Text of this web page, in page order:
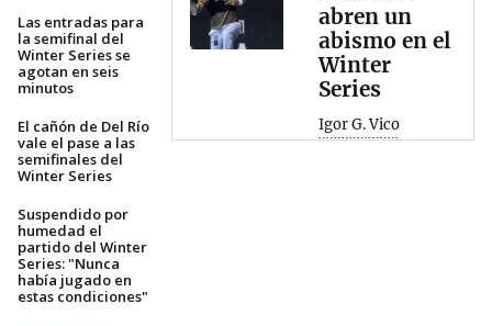
Las entradas para
la semifinal del
Winter Series se
agotan en seis
minutos
El cañón de Del Río
vale el pase a las
semifinales del
Winter Series
Suspendido por
humedad el
partido del Winter
Series: "Nunca
había jugado en
estas condiciones"
abren un
abismo en el
Winter
Series
Igor G. Vico